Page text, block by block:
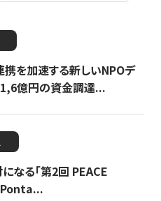
携を加速する新しいNPOデ
1,6億円の資金調達...
なる「第2回 PEACE
Ponta...